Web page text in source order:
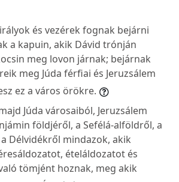
és vezérek fognak bejárni
a kapuin, akik Dávid trónján
meg lovon járnak; bejárnak
meg Júda férfiai és Jeruzsálem
ez a város örökre.
Júda városaiból, Jeruzsálem
földjéről, a Sefélá-alföldről, a
Délvidékről mindazok, akik
ételáldozatot és
tömjént hoznak, meg akik